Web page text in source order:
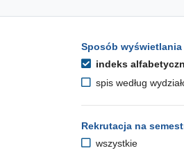
Opcje
Przejdź do listy
Sposób wyświetlania
indeks
spis według
Rekrutacja na
wszystkie